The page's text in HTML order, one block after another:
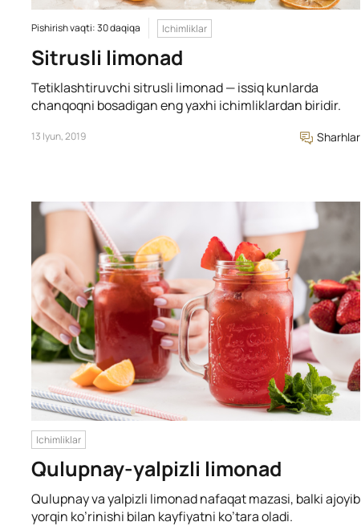
Pishirish vaqti: 30 daqiqa Ichimliklar
Sitrusli limonad
Tetiklashtiruvchi sitrusli limonad — issiq kunlarda
chanqoqni bosadigan eng yaxhi ichimliklardan biridir.
13 Iyun, 2019 Sharhlar
Ichimliklar
Qulupnay-yalpizli limonad
Qulupnay va yalpizli limonad nafaqat mazasi, balki ajoyib
yorqin ko’rinishi bilan kayfiyatni ko’tara oladi.